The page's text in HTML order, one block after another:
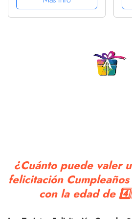
CUMPLEAÑOS
ORIGINAL Y DIVERTIDO
¿Cuánto puede valer
felicitación Cumpleaños
con la edad de